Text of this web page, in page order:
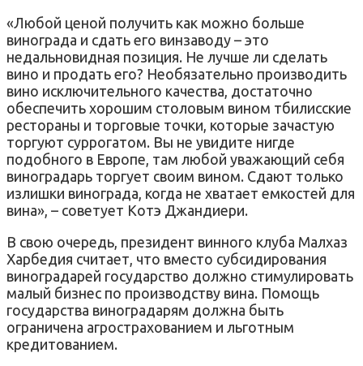
«Любой ценой получить как можно больше
винограда и сдать его винзаводу – это
недальновидная позиция. Не лучше ли сделать
вино и продать его? Необязательно производить
вино исключительного качества, достаточно
обеспечить хорошим столовым вином тбилисские
рестораны и торговые точки, которые зачастую
торгуют суррогатом. Вы не увидите нигде
подобного в Европе, там любой уважающий себя
виноградарь торгует своим вином. Сдают только
излишки винограда, когда не хватает емкостей для
вина», – советует Котэ Джандиери.
В свою очередь, президент винного клуба Малхаз
Харбедия считает, что вместо субсидирования
виноградарей государство должно стимулировать
малый бизнес по производству вина. Помощь
государства виноградарям должна быть
ограничена агрострахованием и льготным
кредитованием.